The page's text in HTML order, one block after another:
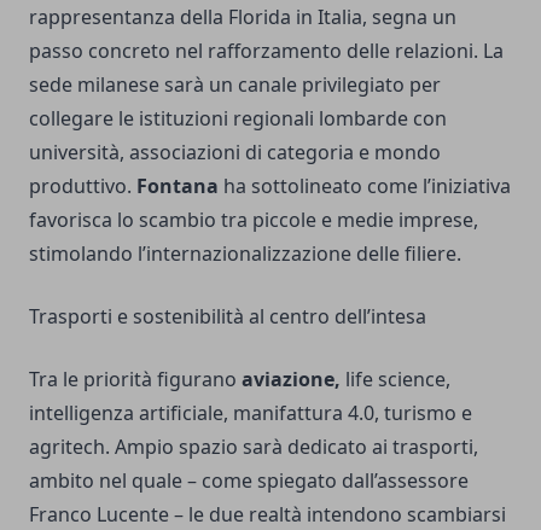
rappresentanza della Florida in Italia, segna un
passo concreto nel rafforzamento delle relazioni. La
sede milanese sarà un canale privilegiato per
collegare le istituzioni regionali lombarde con
università, associazioni di categoria e mondo
produttivo. Fontana ha sottolineato come l’iniziativa
favorisca lo scambio tra piccole e medie imprese,
stimolando l’internazionalizzazione delle filiere.
Trasporti e sostenibilità al centro dell’intesa
Tra le priorità figurano aviazione, life science,
intelligenza artificiale, manifattura 4.0, turismo e
agritech. Ampio spazio sarà dedicato ai trasporti,
ambito nel quale – come spiegato dall’assessore
Franco Lucente – le due realtà intendono scambiarsi